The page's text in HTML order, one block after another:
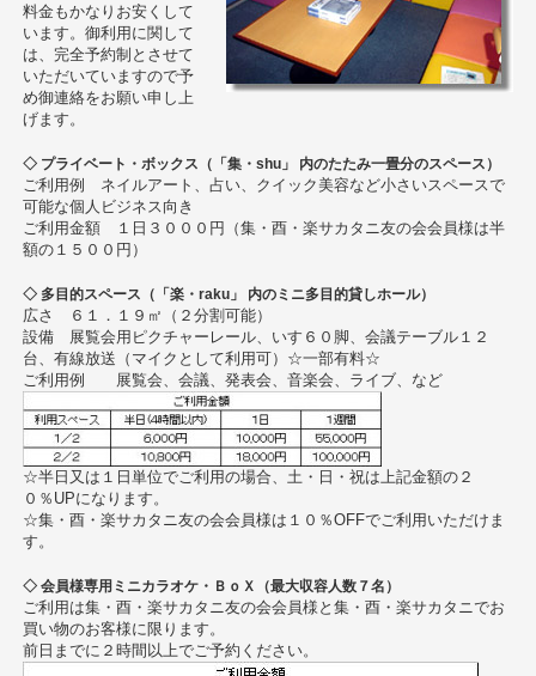
料金もかなりお安くして
います。御利用に関して
は、完全予約制とさせて
いただいていますので予
め御連絡をお願い申し上
げます。
◇ プライベート・ボックス（「集・shu」 内のたたみ一畳分のスペース）
ご利用例 ネイルアート、占い、クイック美容など小さいスペースで
可能な個人ビジネス向き
ご利用金額 １日３０００円（集・酉・楽サカタニ友の会会員様は半
額の１５００円）
◇ 多目的スペース（「楽・raku」 内のミニ多目的貸しホール）
広さ ６１．１９㎡（２分割可能）
設備 展覧会用ピクチャーレール、いす６０脚、会議テーブル１２
台、有線放送（マイクとして利用可）☆一部有料☆
ご利用例 展覧会、会議、発表会、音楽会、ライブ、など
☆半日又は１日単位でご利用の場合、土・日・祝は上記金額の２
０％UPになります。
☆集・酉・楽サカタニ友の会会員様は１０％OFFでご利用いただけま
す。
◇ 会員様専用ミニカラオケ・ＢｏＸ（最大収容人数７名）
ご利用は集・酉・楽サカタニ友の会会員様と集・酉・楽サカタニでお
買い物のお客様に限ります。
前日までに２時間以上でご予約ください。